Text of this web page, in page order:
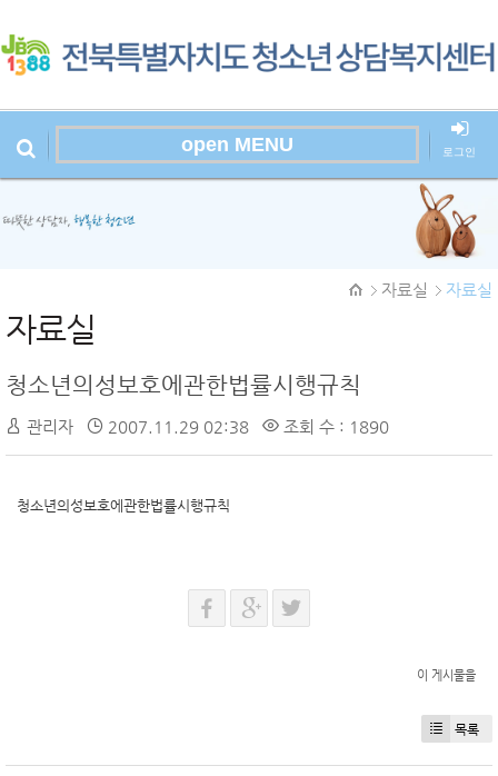
open MENU 로그인
자료실
자료실
자료실
청소년의성보호에관한법률시행규칙
관리자 2007.11.29 02:38 조회 수 : 1890
청소년의성보호에관한법률시행규칙
이 게시물을
목록